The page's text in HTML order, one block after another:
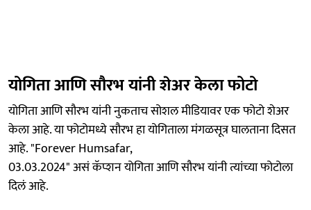
योगिता आणि सौरभ यांनी शेअर केला फोटो
योगिता आणि सौरभ यांनी नुकताच सोशल मीडियावर एक फोटो शेअर
केला आहे. या फोटोमध्ये सौरभ हा योगिताला मंगळसूत्र घालताना दिसत
आहे. "Forever Humsafar,
03.03.2024" असं कॅप्शन योगिता आणि सौरभ यांनी त्यांच्या फोटोला
दिलं आहे.